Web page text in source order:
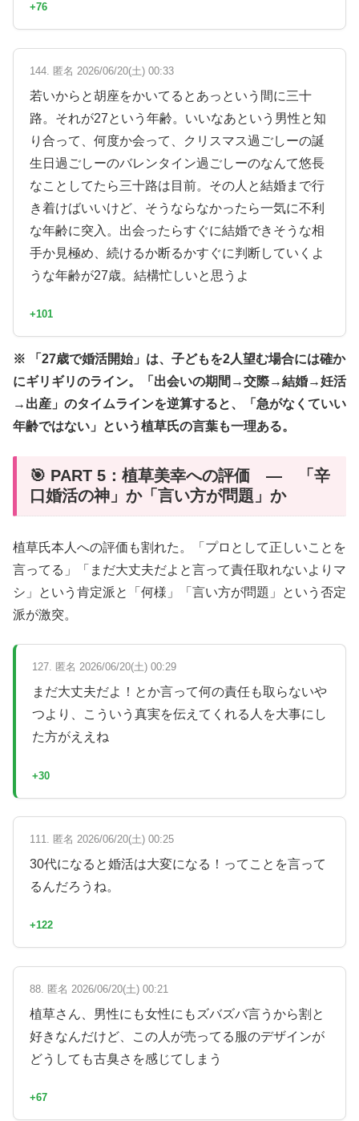
+76
144. 匿名 2026/06/20(土) 00:33
若いからと胡座をかいてるとあっという間に三十
路。それが27という年齢。いいなあという男性と知
り合って、何度か会って、クリスマス過ごしーの誕
生日過ごしーのバレンタイン過ごしーのなんて悠長
なことしてたら三十路は目前。その人と結婚まで行
き着けばいいけど、そうならなかったら一気に不利
な年齢に突入。出会ったらすぐに結婚できそうな相
手か見極め、続けるか断るかすぐに判断していくよ
うな年齢が27歳。結構忙しいと思うよ
+101
※ 「27歳で婚活開始」は、子どもを2人望む場合には確か
にギリギリのライン。「出会いの期間→交際→結婚→妊活
→出産」のタイムラインを逆算すると、「急がなくていい
年齢ではない」という植草氏の言葉も一理ある。
🎯 PART 5：植草美幸への評価 — 「辛
口婚活の神」か「言い方が問題」か
植草氏本人への評価も割れた。「プロとして正しいことを
言ってる」「まだ大丈夫だよと言って責任取れないよりマ
シ」という肯定派と「何様」「言い方が問題」という否定
派が激突。
127. 匿名 2026/06/20(土) 00:29
まだ大丈夫だよ！とか言って何の責任も取らないや
つより、こういう真実を伝えてくれる人を大事にし
た方がええね
+30
111. 匿名 2026/06/20(土) 00:25
30代になると婚活は大変になる！ってことを言って
るんだろうね。
+122
88. 匿名 2026/06/20(土) 00:21
植草さん、男性にも女性にもズバズバ言うから割と
好きなんだけど、この人が売ってる服のデザインが
どうしても古臭さを感じてしまう
+67